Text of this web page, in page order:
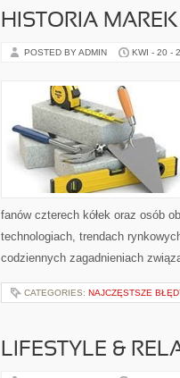
HISTORIA
POSTED BY ADMIN KWI - 20 -
fanów czterech kółek oraz osób
technologiach, trendach
codziennych zagadnieniach
CATEGORIES: NAJCZĘSTSZE
LIFESTYLE &